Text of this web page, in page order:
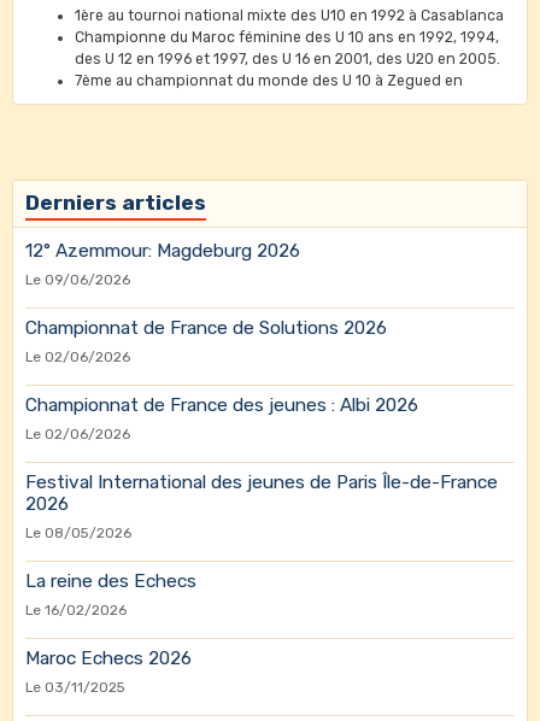
1ère au tournoi national mixte des U10 en 1992 à Casablanca
Championne du Maroc féminine des U 10 ans en 1992, 1994,
des U 12 en 1996 et 1997, des U 16 en 2001, des U20 en 2005.
7ème au championnat du monde des U 10 à Zegued en
Hongrie 1994
1ère de sa catégorie au Championnat International de Rabat
et 2002, 2003 et 2004 (U20 ans)
Triple championne du Maroc par équipes féminines en 2005-
2006 et 2007
Médaille de bronze aux jeux universitaires en Egypte en 2009
Médaille de bronze aux jeux pan arabes à Qatar en 2011
1er prix dans plusieurs tournois nationaux dans sa catégorie
(1992-2007)
Elo Maximum:1803.
Derniers articles
12° Azemmour: Magdeburg 2026
Le 09/06/2026
Championnat de France de Solutions 2026
Le 02/06/2026
Championnat de France des jeunes : Albi 2026
Le 02/06/2026
Festival International des jeunes de Paris Île-de-France
2026
Le 08/05/2026
La reine des Echecs
Le 16/02/2026
Maroc Echecs 2026
Le 03/11/2025